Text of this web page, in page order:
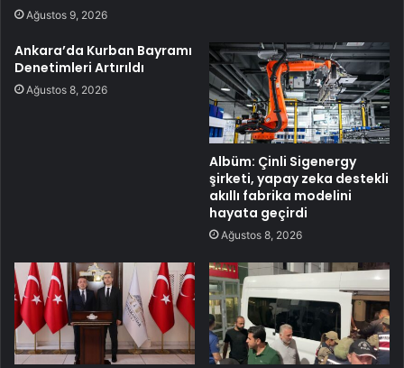
Ağustos 9, 2026
Ankara’da Kurban Bayramı
Denetimleri Artırıldı
Ağustos 8, 2026
Albüm: Çinli Sigenergy
şirketi, yapay zeka destekli
akıllı fabrika modelini
hayata geçirdi
Ağustos 8, 2026